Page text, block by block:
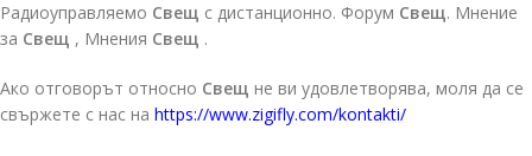
Радиоуправляемо Свещ с дистанционно. Форум Свещ. Мнение
за Свещ , Мнения Свещ .
Ако отговорът относно Свещ не ви удовлетворява, моля да се
свържете с нас на https://www.zigifly.com/kontakti/